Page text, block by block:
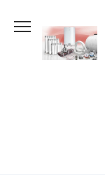
содержанию